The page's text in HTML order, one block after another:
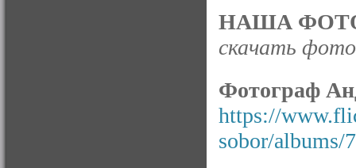
НАША
скачать фото
Фотограф
https://
sobor/albums/